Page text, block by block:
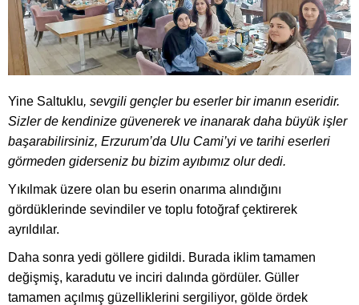
Yine Saltuklu, sevgili gençler bu eserler bir imanın eseridir.
Sizler de kendinize güvenerek ve inanarak daha büyük işler
başarabilirsiniz, Erzurum’da Ulu Cami’yi ve tarihi eserleri
görmeden giderseniz bu bizim ayıbımız olur dedi.
Yıkılmak üzere olan bu eserin onarıma alındığını
gördüklerinde sevindiler ve toplu fotoğraf çektirerek
ayrıldılar.
Daha sonra yedi göllere gidildi. Burada iklim tamamen
değişmiş, karadutu ve inciri dalında gördüler. Güller
tamamen açılmış güzelliklerini sergiliyor, gölde ördek